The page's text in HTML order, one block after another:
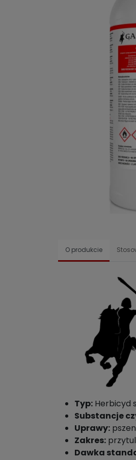
O produkcie
Typ: Herbicyd
Substancje
Uprawy:
Zakres:
Dawka